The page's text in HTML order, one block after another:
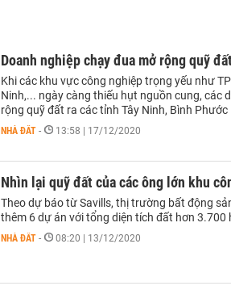
Doanh nghiệp chạy đua mở rộng quỹ
Khi các khu vực công nghiệp trọng yếu như
Ninh,... ngày càng thiếu hụt nguồn cung, các
rộng quỹ đất ra các tỉnh Tây Ninh, Bình
NHÀ ĐẤT - 13:58 | 17/12/2020
Nhìn lại quỹ đất của các ông lớn khu
Theo dự báo từ Savills, thị trường bất động
thêm 6 dự án với tổng diện tích đất hơn 3.700
NHÀ ĐẤT - 08:20 | 13/12/2020